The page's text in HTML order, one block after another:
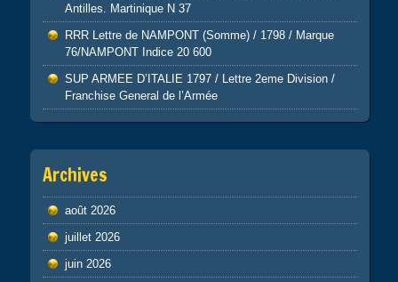
Antilles. Martinique N 37
RRR Lettre de NAMPONT (Somme) / 1798 / Marque
76/NAMPONT Indice 20 600
SUP ARMEE D’ITALIE 1797 / Lettre 2eme Division /
Franchise General de l’Armée
Archives
août 2026
juillet 2026
juin 2026